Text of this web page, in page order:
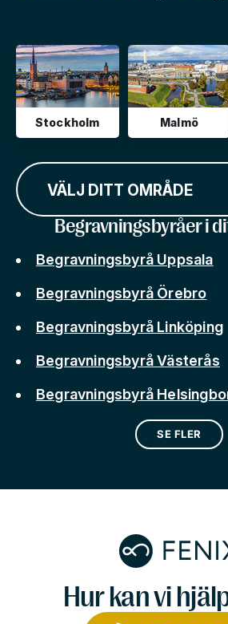
Stockholm Malmö
VÄLJ DITT OMRÅDE
Begravningsbyråer i
Begravningsbyrå Uppsala
Begravningsbyrå Örebro
Begravningsbyrå Linköping
Begravningsbyrå Västerås
Begravningsbyrå
SE FLER
Hur kan vi